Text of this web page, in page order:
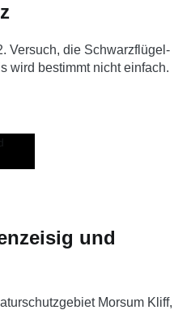
Versuch, die Schwarzflügel-
wird bestimmt nicht einfach.
und
Morsum Kliff,